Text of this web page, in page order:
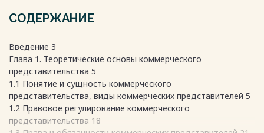
СОДЕРЖАНИЕ
Введение 3
Глава 1. Теоретические основы коммерческого
представительства 5
1.1 Понятие и сущность коммерческого
представительства, виды коммерческих представителей 5
1.2 Правовое регулирование коммерческого
представительства 18